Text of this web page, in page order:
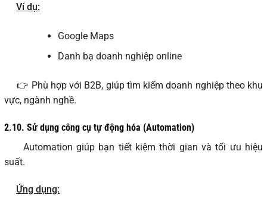
Ví dụ:
Google Maps
Danh bạ doanh nghiệp online
👉 Phù hợp với B2B, giúp tìm kiếm doanh nghiệp theo khu
vực, ngành nghề.
2.10. Sử dụng công cụ tự động hóa (Automation)
Automation giúp bạn tiết kiệm thời gian và tối ưu hiệu
suất.
Ứng dụng: